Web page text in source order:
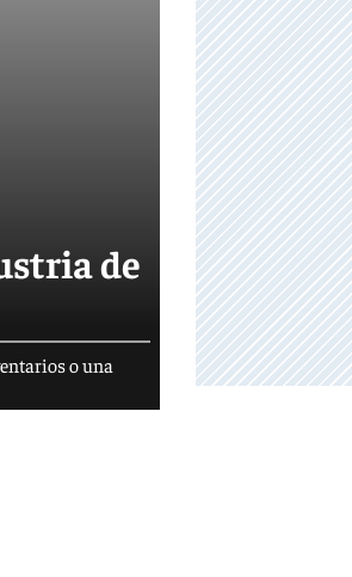
de
o una